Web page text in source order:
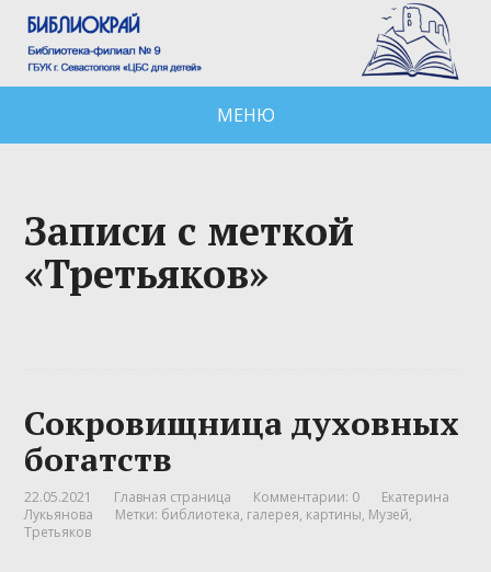
МЕНЮ
Записи с меткой
«Третьяков»
Сокровищница духовных
богатств
22.05.2021 Главная страница Комментарии: 0
Екатерина
Лукьянова
Метки: библиотека, галерея, картины, Музей,
Третьяков